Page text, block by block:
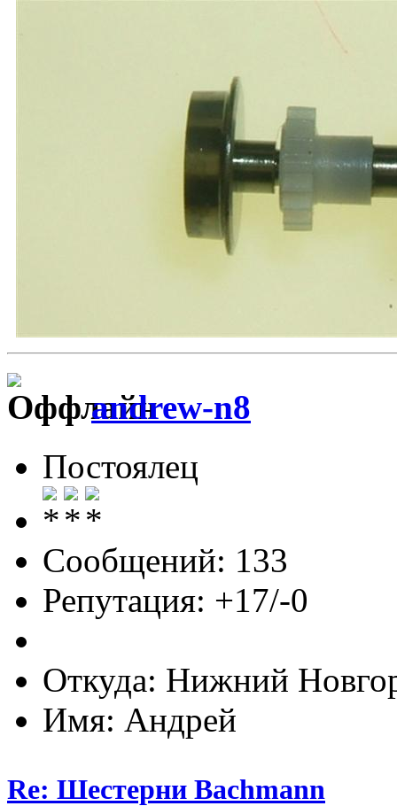
andrew-n8
Постоялец
Сообщений: 133
Репутация: +17/-0
Откуда: Нижний
Имя: Андрей
Re: Шестерни Bachmann